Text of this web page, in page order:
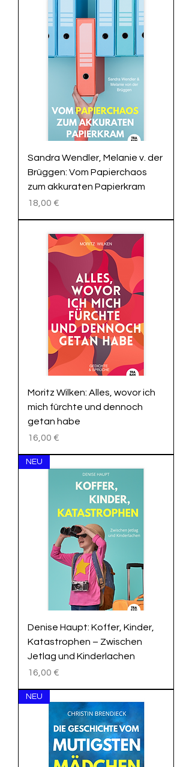
Sandra Wendler, Melanie v. der
Brüggen: Vom Papierchaos
zum akkuraten Papierkram
Preis
18,00 €
Moritz Wilken: Alles, wovor ich
mich fürchte und dennoch
getan habe
Preis
16,00 €
NEU
Denise Haupt: Koffer, Kinder,
Katastrophen – Zwischen
Jetlag und Kinderlachen
Preis
16,00 €
NEU